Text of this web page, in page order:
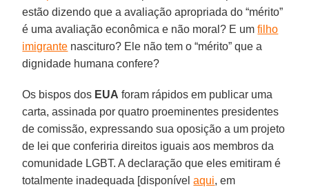
estão dizendo que a avaliação apropriada do “mérito”
é uma avaliação econômica e não moral? E umfilho
imigrante nascituro? Ele não tem o “mérito” que a
dignidade humana confere?
Os bispos dos EUA foram rápidos em publicar uma
carta, assinada por quatro proeminentes presidentes
de comissão, expressando sua oposição a um projeto
de lei que conferiria direitos iguais aos membros da
comunidade LGBT. A declaração que eles emitiram é
totalmente inadequada [disponívelaqui, em